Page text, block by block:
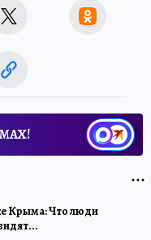
Крыма: Что люди